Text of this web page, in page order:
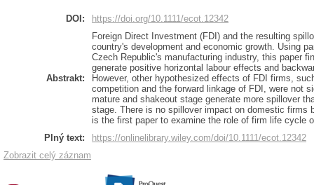
DOI: https://doi.org/10.1111/ecot.12342
Abstrakt:
Foreign Direct Investment (FDI) and the resulting
country's development and economic growth. Using
Czech Republic's manufacturing industry, this paper
generate positive horizontal labour effects and
However, other hypothesized effects of FDI firms,
competition and the forward linkage of FDI, were not
mature and shakeout stage generate more spillover
stage. There is no spillover impact on domestic firms
is the first paper to examine the role of firm life cycle
Plný text:
https://onlinelibrary.wiley.com/doi/10.1111/ecot.12342
Zobrazit celý záznam